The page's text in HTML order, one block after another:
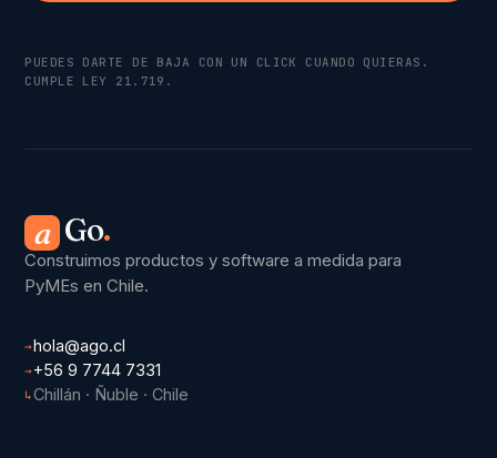
PUEDES DARTE DE BAJA CON UN CLICK CUANDO QUIERAS.
CUMPLE LEY 21.719.
a Go.
Construimos productos y software a medida para
PyMEs en Chile.
→hola@ago.cl
→ +56 9 7744 7331
↳Chillán · Ñuble · Chile